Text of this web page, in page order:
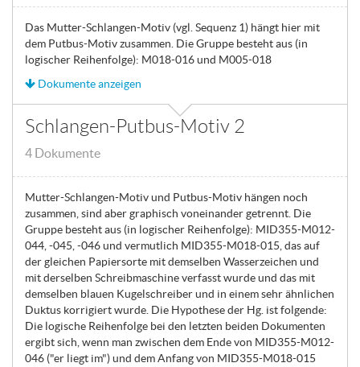
Das Mutter-Schlangen-Motiv (vgl. Sequenz 1) hängt hier mit
dem Putbus-Motiv zusammen. Die Gruppe besteht aus (in
logischer Reihenfolge): M018-016 und M005-018
Dokumente anzeigen
Schlangen-Putbus-Motiv 2
4 Dokumente
Mutter-Schlangen-Motiv und Putbus-Motiv hängen noch
zusammen, sind aber graphisch voneinander getrennt. Die
Gruppe besteht aus (in logischer Reihenfolge): MID355-M012-
044, -045, -046 und vermutlich MID355-M018-015, das auf
der gleichen Papiersorte mit demselben Wasserzeichen und
mit derselben Schreibmaschine verfasst wurde und das mit
demselben blauen Kugelschreiber und in einem sehr ähnlichen
Duktus korrigiert wurde. Die Hypothese der Hg. ist folgende:
Die logische Reihenfolge bei den letzten beiden Dokumenten
ergibt sich, wenn man zwischen dem Ende von MID355-M012-
046 ("er liegt im") und dem Anfang von MID355-M018-015